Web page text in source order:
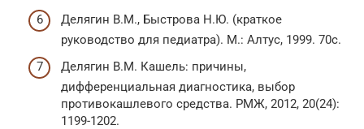
Делягин В.М., Быстрова Н.Ю. (краткое
руководство для педиатра). М.: Алтус, 1999. 70с.
Делягин В.М. Кашель: причины,
дифференциальная диагностика, выбор
противокашлевого средства. РМЖ, 2012, 20(24):
1199-1202.